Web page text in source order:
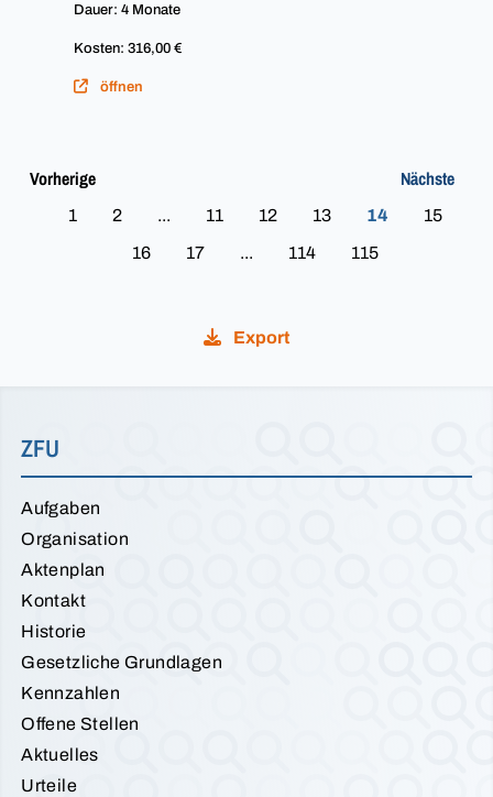
Dauer: 4 Monate
Kosten: 316,00 €
öffnen
Vorherige
1 2 ... 11 12 13 14
15
16
17 ... 114 115
Nächste
Export
ZFU
Aufgaben
Organisation
Aktenplan
Kontakt
Historie
Gesetzliche Grundlagen
Kennzahlen
Offene Stellen
Aktuelles
Urteile